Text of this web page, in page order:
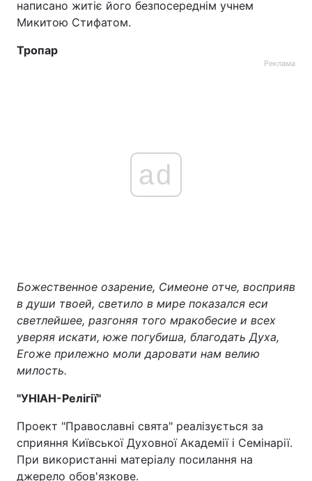
написано житіє його безпосереднім учнем
Микитою Стифатом.
Тропар
Реклама
ad
Божественное озарение, Симеоне отче, восприяв
в души твоей, светило в мире показался еси
светлейшее, разгоняя того мракобесие и всех
уверяя искати, юже погубиша, благодать Духа,
Егоже прилежно моли даровати нам велию
милость.
"УНІАН-Релігії"
Проект "Православні свята" реалізується за
сприяння Київської Духовної Академії і Семінарії.
При використанні матеріалу посилання на
джерело обов'язкове.